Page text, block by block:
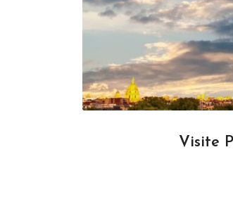
Visite